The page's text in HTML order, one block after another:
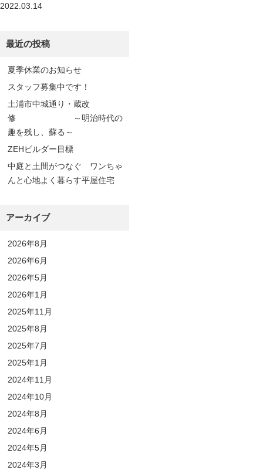
2022.03.14
最近の投稿
夏季休業のお知らせ
スタッフ募集中です！
土浦市中城通り・蔵改
修 ～明治時代の
趣を残し、蘇る～
ZEHビルダー目標
中庭と土間がつなぐ ワンちゃ
んと心地よく暮らす平屋住宅
アーカイブ
2026年8月
2026年6月
2026年5月
2026年1月
2025年11月
2025年8月
2025年7月
2025年1月
2024年11月
2024年10月
2024年8月
2024年6月
2024年5月
2024年3月